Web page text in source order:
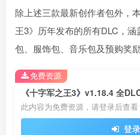
除上述三款最新创作者包外，
王3》历年发布的所有DLC，
包、服饰包、音乐包及预购奖
此内容为免费资源，请登录后查看
登
免费资源